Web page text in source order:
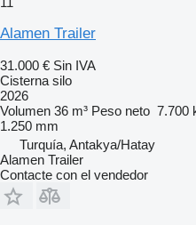
Alamen Trailer
31.000 € Sin IVA
Cisterna silo
2026
Volumen 36 m³ Peso neto 7.700
1.250 mm
Turquía, Antakya/Hatay
Alamen Trailer
Contacte con el vendedor